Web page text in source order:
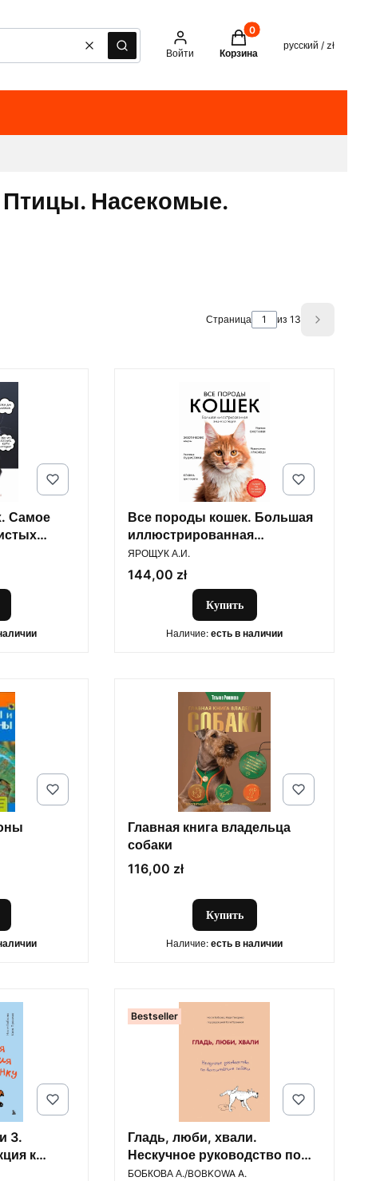
ОчиститьПоиск Войти
Товары в корзине: 0. See
Корзина
русский / zł
Насекомые.
Страница из 13 Next
Самое
Все породы кошек. Большая
иллюстрированная
энциклопедия
ПРОИЗВОДИТЕЛЬ
ЯРОЩУК А.И.
Цена
144,00 zł
Купить
Наличие: есть в наличии
Главная книга владельца
собаки
Цена
116,00 zł
Купить
Наличие: есть в наличии
3.
к
Bestseller
Гладь, люби, хвали.
Нескучное руководство по
воспитанию собаки
ПРОИЗВОДИТЕЛЬ
БОБКОВА А./BOBKOWA A.